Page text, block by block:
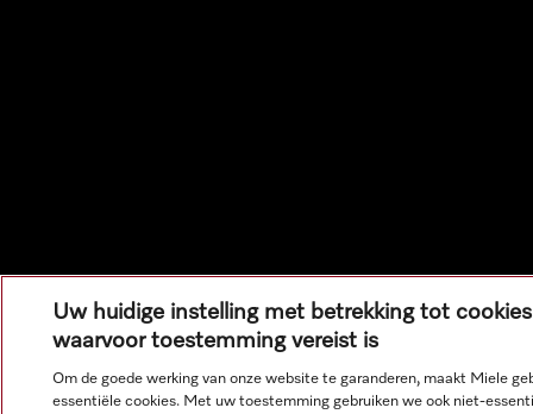
Uw huidige instelling met betrekking tot cookies
waarvoor toestemming vereist is
Om de goede werking van onze website te garanderen, maakt Miele
essentiële cookies. Met uw toestemming gebruiken we ook niet-